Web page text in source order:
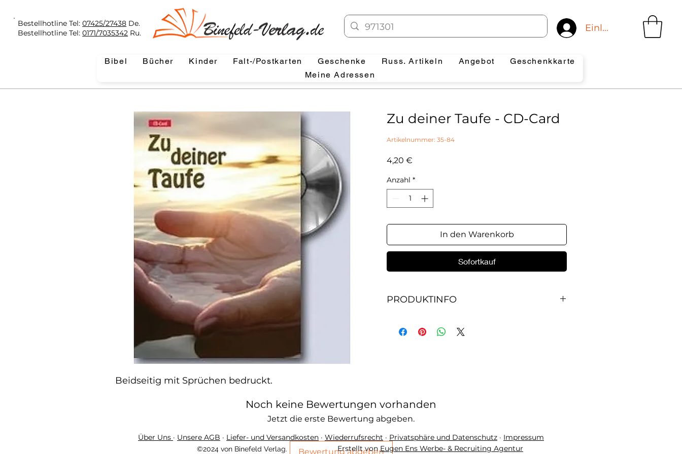
Bestellhotline Tel:07425/27438 De.
Bestellhotline Tel:0171/7035342 Ru. Einloggen
Bibel Bücher Kinder Falt-/Postkarten Geschenke Russ. Artikeln Angebot
Geschenkkarte
Meine Adressen
Beidseitig mit Sprüchen bedruckt.
Zu deiner Taufe - CD-Card
Artikelnummer: 35-84
4,20 €
Anzahl *
In den Warenkorb
Sofortkauf
PRODUKTINFO
Noch keine Bewertungen vorhanden
Jetzt die erste Bewertung abgeben.
Bewertung abgeben
Über Uns · Unsere AGB · Liefer- und Versandkosten · Wiederrufsrecht · Privatsphäre und Datenschutz · Impressum
©2024 von Binefeld Verlag. Erstellt vonEugen Ens Werbe- & Recruiting Agentur